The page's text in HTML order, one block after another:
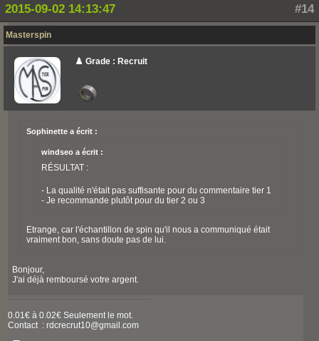
#14
2015-09-02 14:13:47
Masterspin
♟️ Grade : Recruit
Sophinette a écrit :
windseo a écrit :
RÉSULTAT :
- La qualité n'était pas suffisante pour du commentaire tier 1
- Je recommande plutôt pour du tier 2 ou 3
Etrange, car l'échantillon de spin qu'il nous a communiqué était
vraiment bon, sans doute pas de lui.
Bonjour,
J'ai déjà remboursé votre argent.
0.01€ à 0.02€ Seulement le mot.
Contact : rdcrecrut10@gmail.com